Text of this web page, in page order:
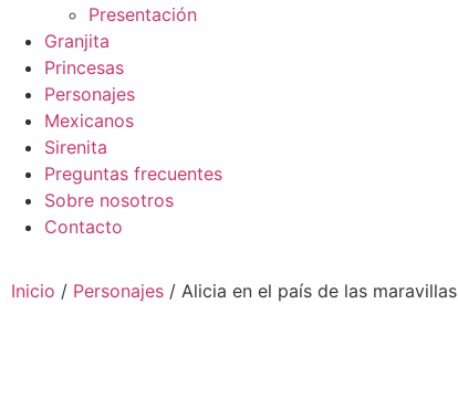
Presentación
Granjita
Princesas
Personajes
Mexicanos
Sirenita
Preguntas frecuentes
Sobre nosotros
Contacto
Inicio / Personajes / Alicia en el país de las maravillas